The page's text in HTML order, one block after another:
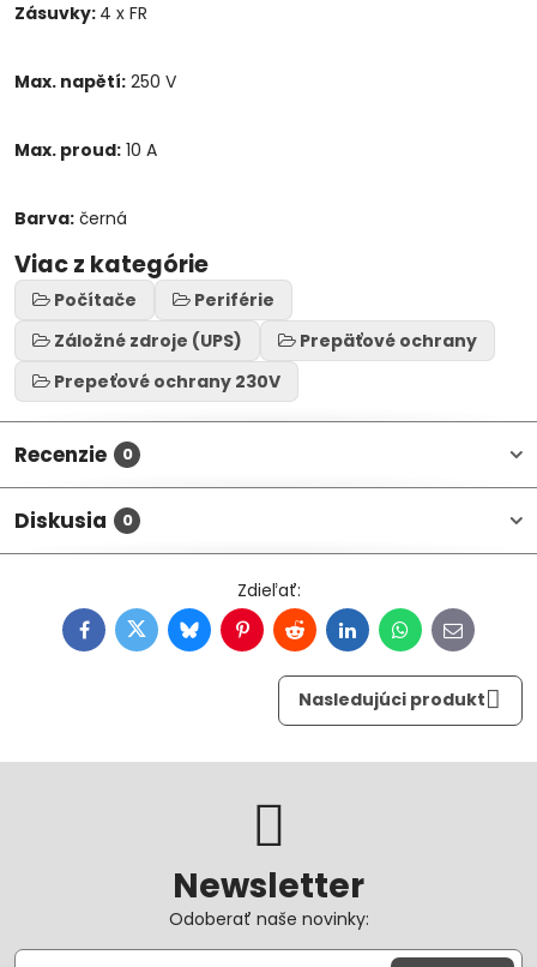
Zásuvky: 4 x FR
Max. napětí: 250 V
Max. proud: 10 A
Barva: černá
Viac z kategórie
Počítače
Periférie
Záložné zdroje (UPS)
Prepäťové ochrany
Prepeťové ochrany 230V
Recenzie 0
Diskusia 0
FacebookTwitterBlueskyPinterestRedditLinkedInWhatsApp
E-
mail
Nasledujúci produkt
Newsletter
Odoberať naše novinky: